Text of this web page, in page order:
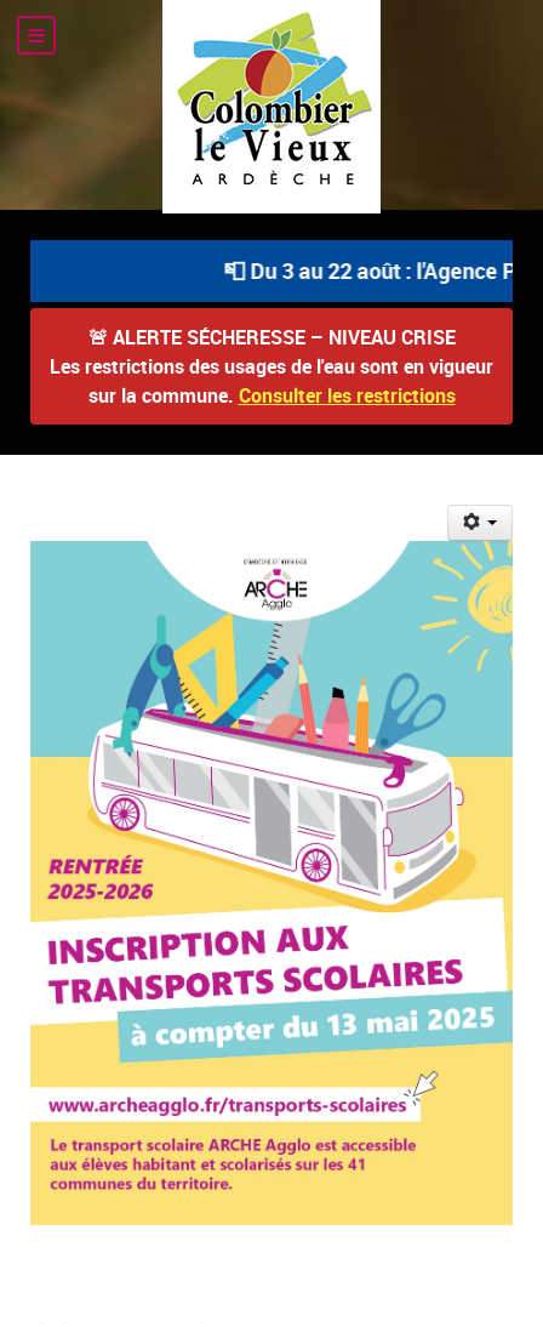
📮 Du 3 au 22 août : l'Agence
🚨 ALERTE SÉCHERESSE – NIVEAU CRISE
Les restrictions des usages de l'eau sont en vigueur
sur la commune. Consulter les restrictions